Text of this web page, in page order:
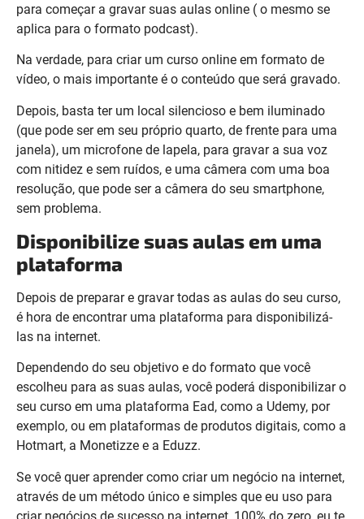
para começar a gravar suas aulas online ( o mesmo se
aplica para o formato podcast).
Na verdade, para criar um curso online em formato de
vídeo, o mais importante é o conteúdo que será gravado.
Depois, basta ter um local silencioso e bem iluminado
(que pode ser em seu próprio quarto, de frente para uma
janela), um microfone de lapela, para gravar a sua voz
com nitidez e sem ruídos, e uma câmera com uma boa
resolução, que pode ser a câmera do seu smartphone,
sem problema.
Disponibilize suas aulas em uma
plataforma
Depois de preparar e gravar todas as aulas do seu curso,
é hora de encontrar uma plataforma para disponibilizá-
las na internet.
Dependendo do seu objetivo e do formato que você
escolheu para as suas aulas, você poderá disponibilizar o
seu curso em uma plataforma Ead, como a Udemy, por
exemplo, ou em plataformas de produtos digitais, como a
Hotmart, a Monetizze e a Eduzz.
Se você quer aprender como criar um negócio na internet,
através de um método único e simples que eu uso para